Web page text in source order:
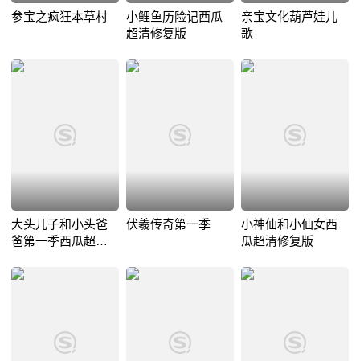
参宝之疯狂本草村
小鲤鱼历险记西瓜
超清修复版
亲宝文化葫芦娃儿
歌
大头儿子和小头爸
爸第一季西瓜超清
伏羲传奇第一季
小神仙和小仙女西
瓜超清修复版